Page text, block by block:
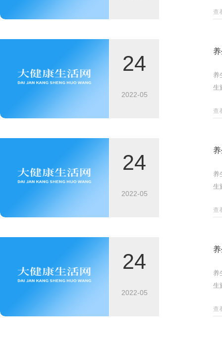
查
24
2022-05
养
生
查
24
2022-05
养
生
查
24
2022-05
养
生
查